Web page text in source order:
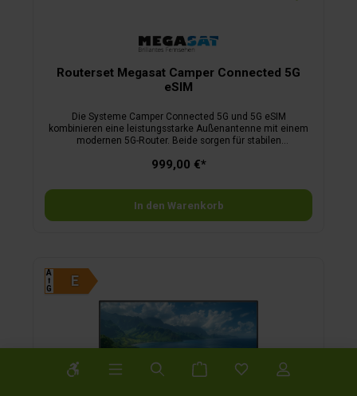
Werkzeugleiste anzeigen
Routerset Megasat Camper Connected 5G
eSIM
Die Systeme Camper Connected 5G und 5G eSIM
kombinieren eine leistungsstarke Außenantenne mit einem
modernen 5G-Router. Beide sorgen für stabilen
zuverlässig im Fahrzeug. Das Modell 5G eSIM bietet
Multi-WAN-Management.Merkmale Multifunktions-
Außenantenne:LTE/5G, 2,4/5,8 GHz WiFi, GPS,
DAB+Zusätzlich DAB+ beim 5G SystemAbnehmbare
MontageplatteMaße L 25,2 x B 21,5 x H 9,5 cmGewicht 750
(CAT20-Standard) mit WiFi 6Anschlüsse 4 x LTE/5G , 3 x
WLAN, 1 USB 3.0, 8 Antenne (SMA)Dual-SIM und eSIMMulti-
WAN mit automatischem FailoverGPSFirewall, Remote
ManagementStromversorgung 12 VoltMaße B 12,4 x H 4,4 x
T 11,3 cmGewicht 470 g
999,00 €*
In den Warenkorb
A
⭡
G